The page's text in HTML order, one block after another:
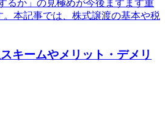
るか」の見極めが今後ますます重
本記事では、株式譲渡の基本や税
キームやメリット・デメリ